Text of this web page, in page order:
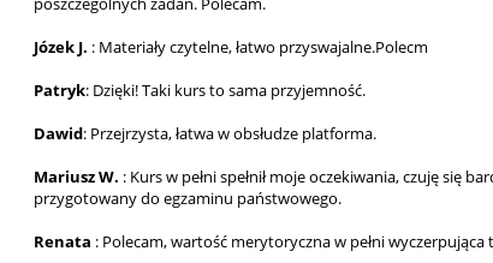
Józek J. : Materiały czytelne, łatwo przyswajalne.Polecm
Patryk: Dzięki! Taki kurs to sama przyjemność.
Dawid: Przejrzysta, łatwa w obsłudze platforma.
Mariusz W. : Kurs w pełni spełnił moje oczekiwania, czuję się
przygotowany do egzaminu państwowego.
Renata : Polecam, wartość merytoryczna w pełni wyczerpująca